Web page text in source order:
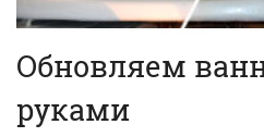
Обновляем
руками